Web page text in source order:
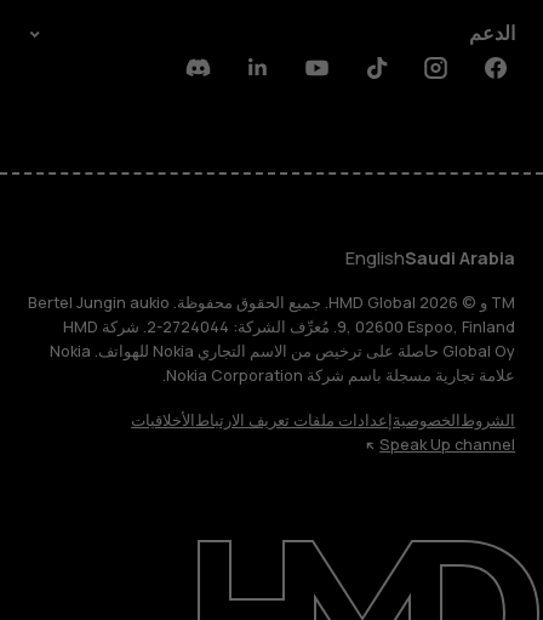
حول
الدعم
الدعم
Facebook
Instagram
Tiktok
Youtube
Linkedin
Discord
Saudi Arabia
English
TM و © 2026 HMD Global. جميع الحقوق محفوظة. Bertel Jungin aukio
9, 02600 Espoo, Finland. مُعرِّف الشركة: 2724044-2. شركة HMD
Global Oy حاصلة على ترخيص من الاسم التجاري Nokia للهواتف. Nokia
علامة تجارية مسجلة باسم شركة Nokia Corporation.
الشروطالخصوصيةإعدادات ملفات تعريف الارتباطالأخلاقيات
Speak Up channel